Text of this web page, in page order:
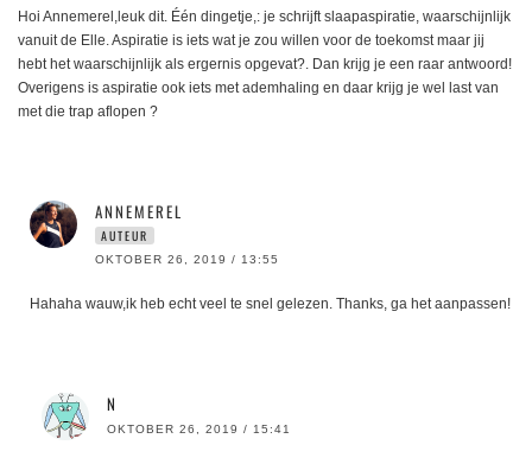
Hoi Annemerel,leuk dit. Één dingetje,: je schrijft slaapaspiratie, waarschijnlijk
vanuit de Elle. Aspiratie is iets wat je zou willen voor de toekomst maar jij
hebt het waarschijnlijk als ergernis opgevat?. Dan krijg je een raar antwoord!
Overigens is aspiratie ook iets met ademhaling en daar krijg je wel last van
met die trap aflopen ?
ANNEMEREL
AUTEUR
OKTOBER 26, 2019 / 13:55
Hahaha wauw,ik heb echt veel te snel gelezen. Thanks, ga het aanpassen!
N
OKTOBER 26, 2019 / 15:41